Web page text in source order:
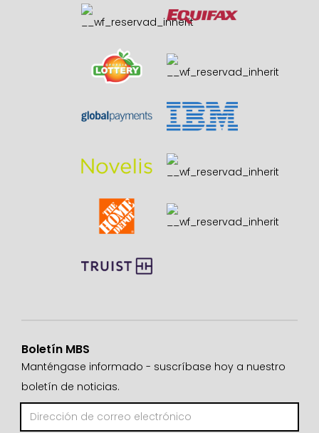
Boletín MBS
Manténgase informado - suscríbase hoy a nuestro
boletín de noticias.